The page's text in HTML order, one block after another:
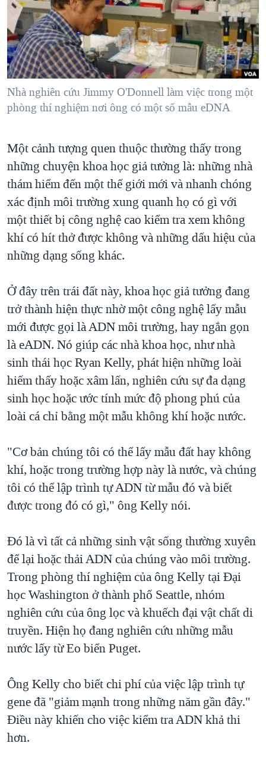
"Tìm"NGƯỜI VIỆT HẢI NGOẠI
ĐỜI SỐNG
KINH TẾ
KHOA HỌC
SỨC KHOẺ
GIÁO DỤC
TẠI
HÀNH TRÌNH BẦU CỬ 2024
MỘT NĂM CHIẾN TRANH TẠI DẢI GAZA
GIẢI MÃ VÀNH ĐAI & CON ĐƯỜNG
NGÀY TỊ NẠN THẾ GIỚI
TRỊNH VĨNH BÌNH - NGƯỜI HẠ 'BÊN THẮNG CUỘC'
CHI PHÍ CHIẾN TRANH AFGHANISTAN
CÁC GIÁ TRỊ CỘNG HÒA Ở VIỆT NAM
THƯỢNG ĐỈNH TRUMP-KIM TẠI VIỆT NAM
TRỊNH VĨNH BÌNH VS. CHÍNH PHỦ VIỆT NAM
NGƯ DÂN VIỆT VÀ LÀN SÓNG TRỘM HẢI SÂM
BÊN KIA QUỐC LỘ: TIẾNG VỌNG TỪ NÔNG THÔN MỸ
VIDEO
NGHE
MẠNG XÃ HỘI
Nhà nghiên cứu Jimmy O'Donnell làm việc trong một
phòng thí nghiệm nơi ông có một số mẫu eDNA
Một cảnh tượng quen thuộc thường thấy trong
những chuyện khoa học giả tưởng là: những nhà
thám hiểm đến một thế giới mới và nhanh chóng
xác định môi trường xung quanh họ có gì với
một thiết bị công nghệ cao kiểm tra xem không
khí có hít thở được không và những dấu hiệu của
những dạng sống khác.
Ở đây trên trái đất này, khoa học giả tưởng đang
trở thành hiện thực nhờ một công nghệ lấy mẫu
mới được gọi là ADN môi trường, hay ngắn gọn
là eADN. Nó giúp các nhà khoa học, như nhà
sinh thái học Ryan Kelly, phát hiện những loài
hiếm thấy hoặc xâm lấn, nghiên cứu sự đa dạng
sinh học hoặc ước tính mức độ phong phú của
loài cá chỉ bằng một mẫu không khí hoặc nước.
"Cơ bản chúng tôi có thể lấy mẫu đất hay không
khí, hoặc trong trường hợp này là nước, và chúng
tôi có thể lập trình tự ADN từ mẫu đó và biết
được trong đó có gì," ông Kelly nói.
Đó là vì tất cả những sinh vật sống thường xuyên
để lại hoặc thải ADN của chúng vào môi trường.
Trong phòng thí nghiệm của ông Kelly tại Đại
học Washington ở thành phố Seattle, nhóm
nghiên cứu của ông lọc và khuếch đại vật chất di
truyền. Hiện họ đang nghiên cứu những mẫu
nước lấy từ Eo biển Puget.
Ông Kelly cho biết chi phí của việc lập trình tự
gene đã "giảm mạnh trong những năm gần đây."
Điều này khiến cho việc kiểm tra ADN khả thi
hơn.